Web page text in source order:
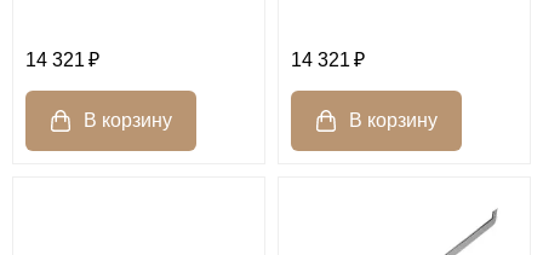
14 321 14 321